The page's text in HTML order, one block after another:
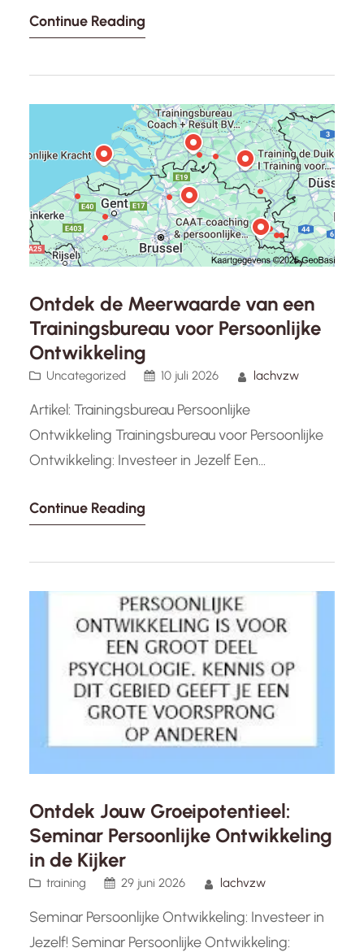
voortdurend te blijven ontwikkelen om relevant
professionele ontwikkeling is een investering in
kennis vergroot en groeit als professional.
Waarom is persoonlijke professionele
ontwikkeling…
Continue Reading
Ontdek de Meerwaarde van een
Trainingsbureau voor Persoonlijke
Ontwikkeling
Uncategorized 10 juli 2026 lachvzw
Artikel: Trainingsbureau Persoonlijke
Ontwikkeling Trainingsbureau voor Persoonlijke
Ontwikkeling: Investeer in Jezelf Een
biedt een scala aan mogelijkheden om
professioneel als persoonlijk vlak. Of je nu je
effectiever wilt communiceren of meer
zelfvertrouwen wilt opbouwen, deze trainingen
zijn ontworpen om jou te ondersteunen…
Continue Reading
Ontdek Jouw Groeipotentieel:
Seminar Persoonlijke Ontwikkeling
in de Kijker
training 29 juni 2026 lachvzw
Seminar Persoonlijke Ontwikkeling: Investeer in
Jezelf! Seminar Persoonlijke Ontwikkeling: